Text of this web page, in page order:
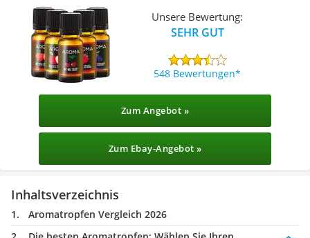
Unsere Bewertung:
SEHR GUT
548 Bewertungen
Zum Angebot »
Zum Ebay-Angebot »
Inhaltsverzeichnis
Aromatropfen Vergleich 2026